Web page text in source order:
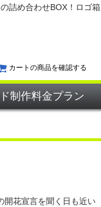
詰め合わせBOX！ロゴ箱
カートの商品を確認する
制作料金プラン
開花宣言を聞く日も近い